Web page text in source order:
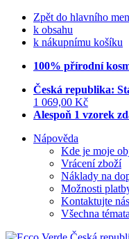
Zpět do hlavního
k obsahu
k nákupnímu košíku
100% přírodní
Česká republika:
1 069,00 Kč
Alespoň 1 vzorek
Nápověda
Kde je moje
Vrácení zboží
Náklady na
Možnosti
Kontaktujte nás
Všechna témata